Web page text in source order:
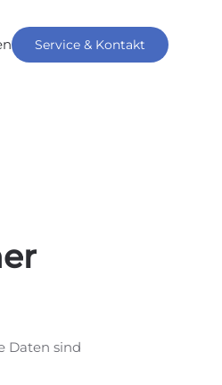
Service & Kontakt
Daten sind